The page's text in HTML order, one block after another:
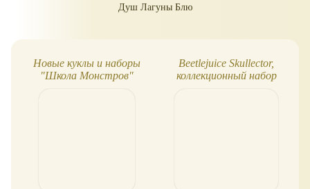
Душ Лагуны Блю
Новые куклы и наборы
"Школа Монстров"
Beetlejuice Skullector,
коллекционный набор